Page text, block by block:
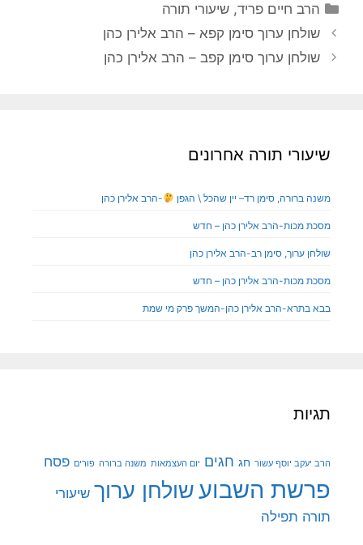
הרב חיים פריד,שיעורי תורה
שולחן ערוך סימן קפא – הרב אלירן כהן
שולחן ערוך סימן קפב – הרב אלירן כהן
שיעורי תורה אחרונים
משנה ברורה, סימן רד– יין שהכל \ הגפן -הרב אלירן כהן
מסכת מכות-הרב אלירן כהן – חדש
שולחן ערוך, סימן רב-הרב אלירן כהן
מסכת מכות-הרב אלירן כהן – חדש
בבא בתרא-הרב אלירן כהן-המשך פרק מי שמת
תגיות
הרב יעקב יוסף עשור חג חגים יום העצמאות משנה ברורה פורים פסח
פרשת השבועשולחן ערוך שיעורי
תורה תפילה